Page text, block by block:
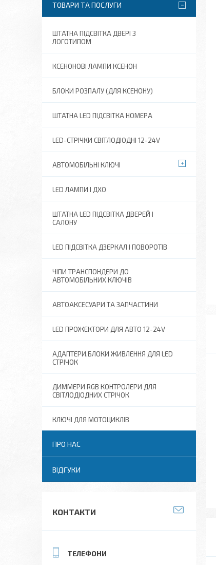
ТОВАРИ ТА ПОСЛУГИ
ШТАТНА ПІДСВІТКА ДВЕРІ З
ЛОГОТИПОМ
КСЕНОНОВІ ЛАМПИ КСЕНОН
БЛОКИ РОЗПАЛУ (ДЛЯ КСЕНОНУ)
ШТАТНА LED ПІДСВІТКА НОМЕРА
LED-СТРІЧКИ СВІТЛОДІОДНІ 12-24V
АВТОМОБІЛЬНІ КЛЮЧІ
LED ЛАМПИ І ДХО
ШТАТНА LED ПІДСВІТКА ДВЕРЕЙ І
САЛОНУ
LED ПІДСВІТКА ДЗЕРКАЛ І ПОВОРОТІВ
ЧІПИ ТРАНСПОНДЕРИ ДО
АВТОМОБІЛЬНИХ КЛЮЧІВ
АВТОАКСЕСУАРИ ТА ЗАПЧАСТИНИ
LED ПРОЖЕКТОРИ ДЛЯ АВТО 12-24V
АДАПТЕРИ,БЛОКИ ЖИВЛЕННЯ ДЛЯ LED
СТРІЧОК
ДИММЕРИ RGB КОНТРОЛЕРИ ДЛЯ
СВІТЛОДІОДНИХ СТРІЧОК
КЛЮЧІ ДЛЯ МОТОЦИКЛІВ
ПРО НАС
ВІДГУКИ
КОНТАКТИ